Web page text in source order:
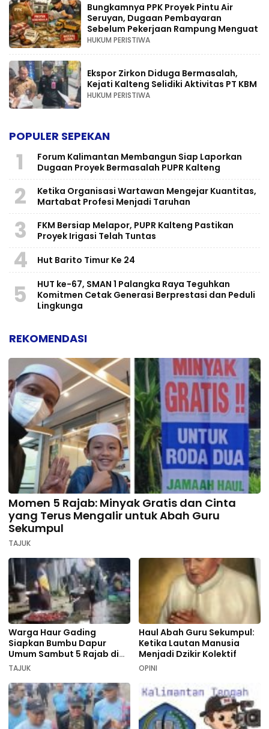
Bungkamnya PPK Proyek Pintu Air
Seruyan, Dugaan Pembayaran
Sebelum Pekerjaan Rampung Menguat
HUKUM PERISTIWA
Ekspor Zirkon Diduga Bermasalah,
Kejati Kalteng Selidiki Aktivitas PT KBM
HUKUM PERISTIWA
POPULER SEPEKAN
1
Forum Kalimantan Membangun Siap Laporkan
Dugaan Proyek Bermasalah PUPR Kalteng
2
Ketika Organisasi Wartawan Mengejar Kuantitas,
Martabat Profesi Menjadi Taruhan
3
FKM Bersiap Melapor, PUPR Kalteng Pastikan
Proyek Irigasi Telah Tuntas
4 Hut Barito Timur Ke 24
5
HUT ke-67, SMAN 1 Palangka Raya Teguhkan
Komitmen Cetak Generasi Berprestasi dan Peduli
Lingkunga
REKOMENDASI
Momen 5 Rajab: Minyak Gratis dan Cinta
yang Terus Mengalir untuk Abah Guru
Sekumpul
TAJUK
Warga Haur Gading
Siapkan Bumbu Dapur
Umum Sambut 5 Rajab di
Sekumpul
TAJUK
Haul Abah Guru Sekumpul:
Ketika Lautan Manusia
Menjadi Dzikir Kolektif
OPINI